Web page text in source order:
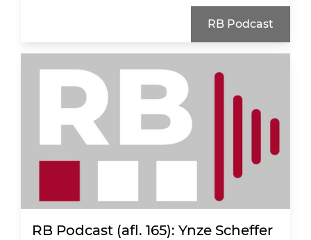
RB Podcast
RB Podcast (afl. 165): Ynze Scheffer